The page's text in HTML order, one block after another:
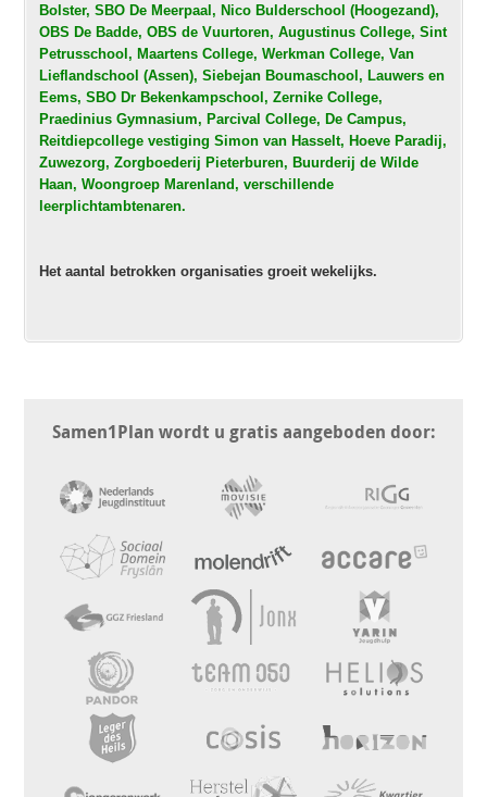
Bolster, SBO De Meerpaal, Nico Bulderschool (Hoogezand),
OBS De Badde, OBS de Vuurtoren, Augustinus College, Sint
Petrusschool, Maartens College, Werkman College, Van
Lieflandschool (Assen), Siebejan Boumaschool, Lauwers en
Eems, SBO Dr Bekenkampschool, Zernike College,
Praedinius Gymnasium, Parcival College, De Campus,
Reitdiepcollege vestiging Simon van Hasselt, Hoeve Paradij,
Zuwezorg, Zorgboederij Pieterburen, Buurderij de Wilde
Haan, Woongroep Marenland, verschillende
leerplichtambtenaren.
Het aantal betrokken organisaties groeit wekelijks.
Samen1Plan wordt u gratis aangeboden door: